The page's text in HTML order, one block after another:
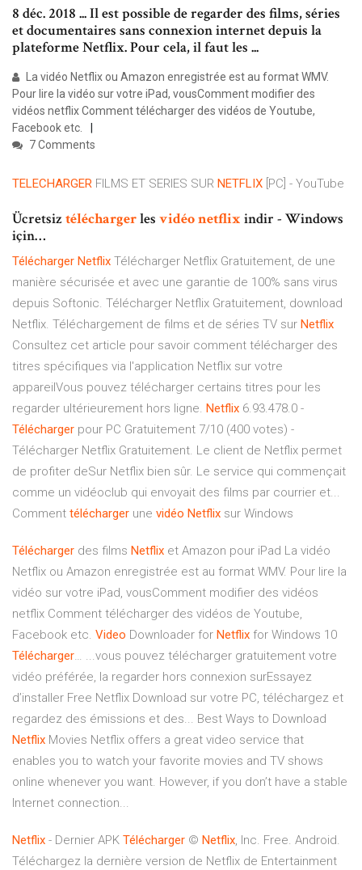
8 déc. 2018 ... Il est possible de regarder des films, séries
et documentaires sans connexion internet depuis la
plateforme Netflix. Pour cela, il faut les ...
La vidéo Netflix ou Amazon enregistrée est au format WMV.
Pour lire la vidéo sur votre iPad, vousComment modifier des
vidéos netflix Comment télécharger des vidéos de Youtube,
Facebook etc.
7 Comments
TELECHARGER FILMS ET SERIES SUR NETFLIX [PC] - YouTube
Ücretsiz téléchargerles vidéonetflix indir - Windows
için…
Télécharger Netflix Télécharger Netflix Gratuitement, de une
manière sécurisée et avec une garantie de 100% sans virus
depuis Softonic. Télécharger Netflix Gratuitement, download
Netflix. Téléchargement de films et de séries TV sur Netflix
Consultez cet article pour savoir comment télécharger des
titres spécifiques via l'application Netflix sur votre
appareilVous pouvez télécharger certains titres pour les
regarder ultérieurement hors ligne. Netflix 6.93.478.0 -
Télécharger pour PC Gratuitement 7/10 (400 votes) -
Télécharger Netflix Gratuitement. Le client de Netflix permet
de profiter deSur Netflix bien sûr. Le service qui commençait
comme un vidéoclub qui envoyait des films par courrier et...
Comment télécharger une vidéo Netflix sur Windows
Télécharger des films Netflix et Amazon pour iPad La vidéo
Netflix ou Amazon enregistrée est au format WMV. Pour lire la
vidéo sur votre iPad, vousComment modifier des vidéos
netflix Comment télécharger des vidéos de Youtube,
Facebook etc. Video Downloader for Netflix for Windows 10
Télécharger… ...vous pouvez télécharger gratuitement votre
vidéo préférée, la regarder hors connexion surEssayez
d’installer Free Netflix Download sur votre PC, téléchargez et
regardez des émissions et des... Best Ways to Download
Netflix Movies Netflix offers a great video service that
enables you to watch your favorite movies and TV shows
online whenever you want. However, if you don’t have a stable
Internet connection...
Netflix - Dernier APK Télécharger © Netflix, Inc. Free. Android.
Téléchargez la dernière version de Netflix de Entertainment